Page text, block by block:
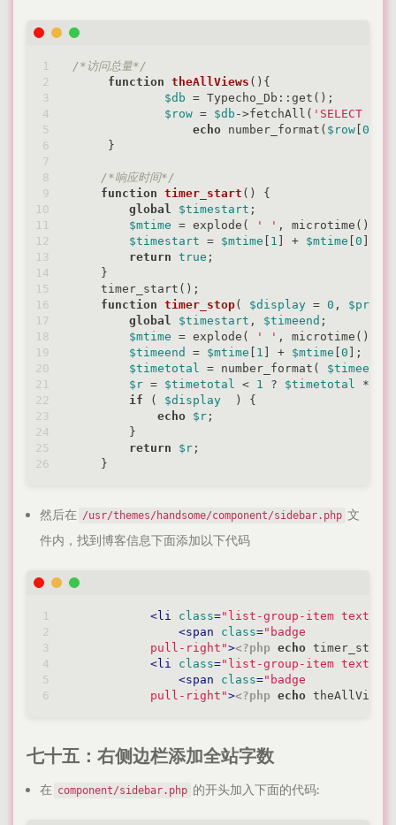
/*访问总量*/
function theAllViews ( ) {
$db = Typecho_Db::get();
$row = $db ->fetchAll( 'SELECT
echo number_format( $row 0
     }
/*响应时间*/
function timer_start ( ) {
global
$timestart ;
$mtime = explode( ' ' , microtime()
$timestart = $mtime 1 ] + $mtime 0
return true ;
    }
    timer_start();
function timer_stop( $display = 0 ,
global
$timestart , $timeend ;
$mtime = explode( ' ' , microtime()
$timeend
= $mtime 1 ] + $mtime 0 ];
$timetotal
= number_format( $timeend
$r = $timetotal < 1 ? $timetotal *
if ( $display
  ) {
echo $r ;
        }
return
$r ;
然后在 /usr/themes/handsome/component/sidebar.php 文
件内，找到博客信息下面添加以下代码
<li class="list-group-item text-
<span class="badge
           pull-right"
><?php echo
<li class="list-group-item text-
<span class="badge
           pull-right"
><?php echo
七十五：右侧边栏添加全站字数
在 component/sidebar.php 的开头加入下面的代码: